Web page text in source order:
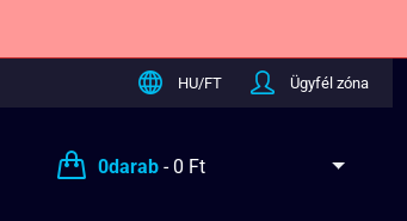
HU/FT Ügyfél zóna
0darab- 0 Ft